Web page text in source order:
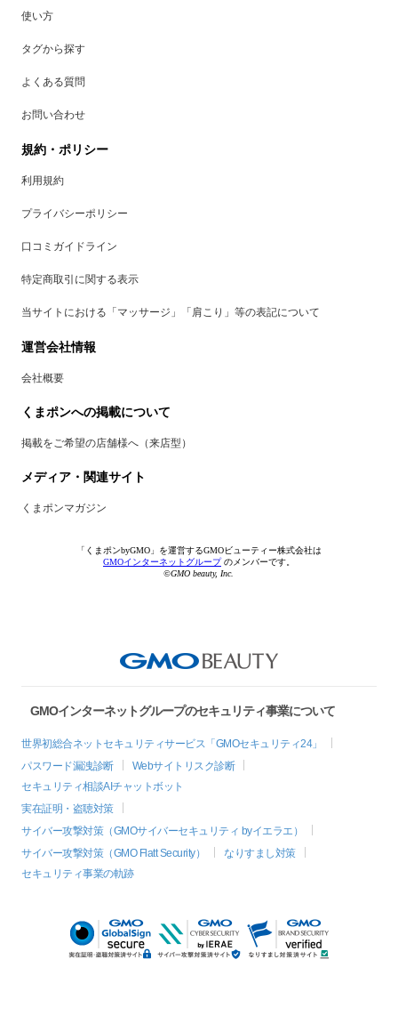
使い方
タグから探す
よくある質問
お問い合わせ
規約・ポリシー
利用規約
プライバシーポリシー
口コミガイドライン
特定商取引に関する表示
当サイトにおける「マッサージ」「肩こり」等の表記について
運営会社情報
会社概要
くまポンへの掲載について
掲載をご希望の店舗様へ（来店型）
メディア・関連サイト
くまポンマガジン
「くまポンbyGMO」を運営するGMOビューティー株式会社は
GMOインターネットグループのメンバーです。
©GMO beauty, Inc.
GMOインターネットグループのセキュリティ事業について
世界初総合ネットセキュリティサービス「GMOセキュリティ24」
パスワード漏洩診断
Webサイトリスク診断
セキュリティ相談AIチャットボット
実在証明・盗聴対策
サイバー攻撃対策（GMOサイバーセキュリティ byイエラエ）
サイバー攻撃対策（GMO Flatt Security）
なりすまし対策
セキュリティ事業の軌跡